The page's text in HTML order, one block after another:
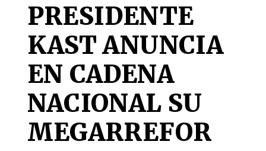
PRESIDENTE
KAST ANUNCIA
EN CADENA
NACIONAL SU
MEGARREFOR